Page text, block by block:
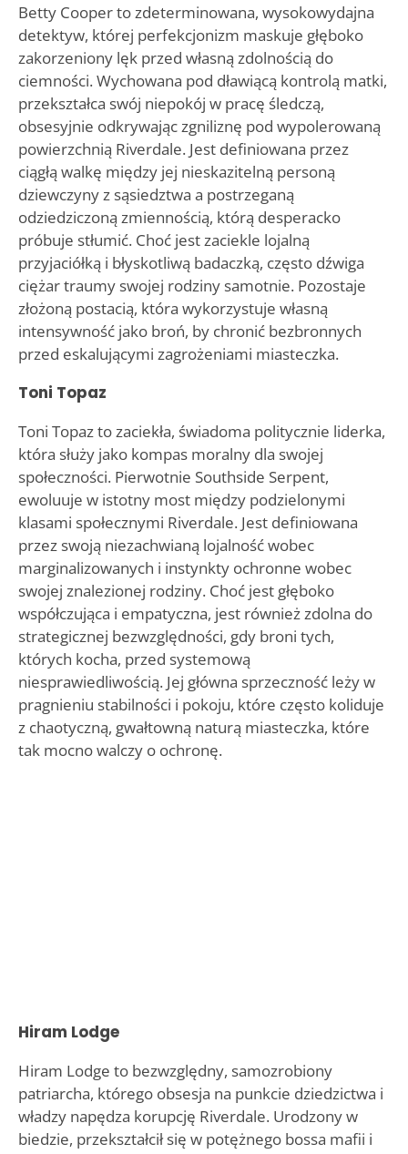
Betty Cooper to zdeterminowana, wysokowydajna
detektyw, której perfekcjonizm maskuje głęboko
zakorzeniony lęk przed własną zdolnością do
ciemności. Wychowana pod dławiącą kontrolą matki,
przekształca swój niepokój w pracę śledczą,
obsesyjnie odkrywając zgniliznę pod wypolerowaną
powierzchnią Riverdale. Jest definiowana przez
ciągłą walkę między jej nieskazitelną personą
dziewczyny z sąsiedztwa a postrzeganą
odziedziczoną zmiennością, którą desperacko
próbuje stłumić. Choć jest zaciekle lojalną
przyjaciółką i błyskotliwą badaczką, często dźwiga
ciężar traumy swojej rodziny samotnie. Pozostaje
złożoną postacią, która wykorzystuje własną
intensywność jako broń, by chronić bezbronnych
przed eskalującymi zagrożeniami miasteczka.
Toni Topaz
Toni Topaz to zaciekła, świadoma politycznie liderka,
która służy jako kompas moralny dla swojej
społeczności. Pierwotnie Southside Serpent,
ewoluuje w istotny most między podzielonymi
klasami społecznymi Riverdale. Jest definiowana
przez swoją niezachwianą lojalność wobec
marginalizowanych i instynkty ochronne wobec
swojej znalezionej rodziny. Choć jest głęboko
współczująca i empatyczna, jest również zdolna do
strategicznej bezwzględności, gdy broni tych,
których kocha, przed systemową
niesprawiedliwością. Jej główna sprzeczność leży w
pragnieniu stabilności i pokoju, które często koliduje
z chaotyczną, gwałtowną naturą miasteczka, które
tak mocno walczy o ochronę.
Hiram Lodge
Hiram Lodge to bezwzględny, samozrobiony
patriarcha, którego obsesja na punkcie dziedzictwa i
władzy napędza korupcję Riverdale. Urodzony w
biedzie, przekształcił się w potężnego bossa mafii i